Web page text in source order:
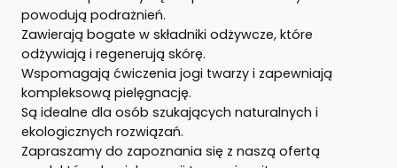
powodują podrażnień.
Zawierają bogate w składniki odżywcze, które
odżywiają i regenerują skórę.
Wspomagają ćwiczenia jogi twarzy i zapewniają
kompleksową pielęgnację.
Są idealne dla osób szukających naturalnych i
ekologicznych rozwiązań.
Zapraszamy do zapoznania się z naszą ofertą